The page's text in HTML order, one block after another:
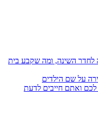
לחדר השינה, ומה שקבע בית
על שם הילדים
ואתם חייבים לדעת